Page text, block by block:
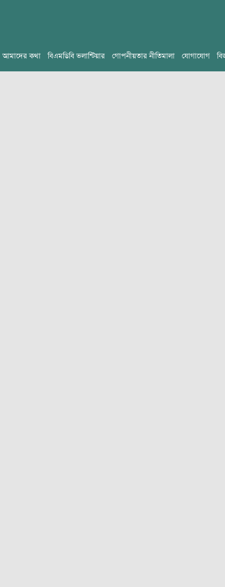
আমাদের কথা বিএমডিবি ভলান্টিয়ার গোপনীয়তার নীতিমালা যোগাযোগ